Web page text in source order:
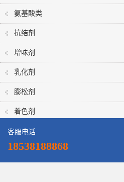
氨基酸类
抗结剂
增味剂
乳化剂
膨松剂
着色剂
客服电话
18538188868